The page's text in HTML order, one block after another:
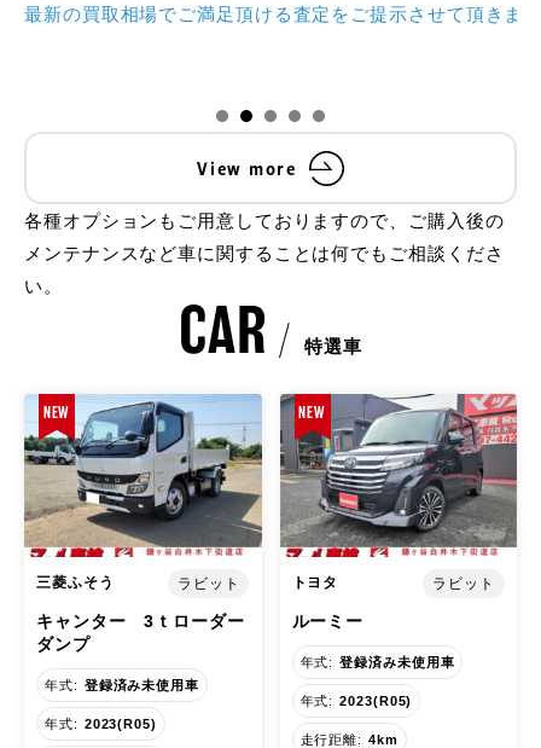
。また、当グループ会社にて安い！早い！安心！なマッハ車
View more
各種オプションもご用意しておりますので、ご購入後の
メンテナンスなど車に関することは何でもご相談くださ
い。
CAR 特選車
NEW
三菱ふそう ラビット
キャンター 3ｔローダー
ダンプ
年式: 登録済み未使用車
年式: 2023(R05)
NEW
トヨタ ラビット
ルーミー
年式: 登録済み未使用車
年式: 2023(R05)
走行距離: 4km